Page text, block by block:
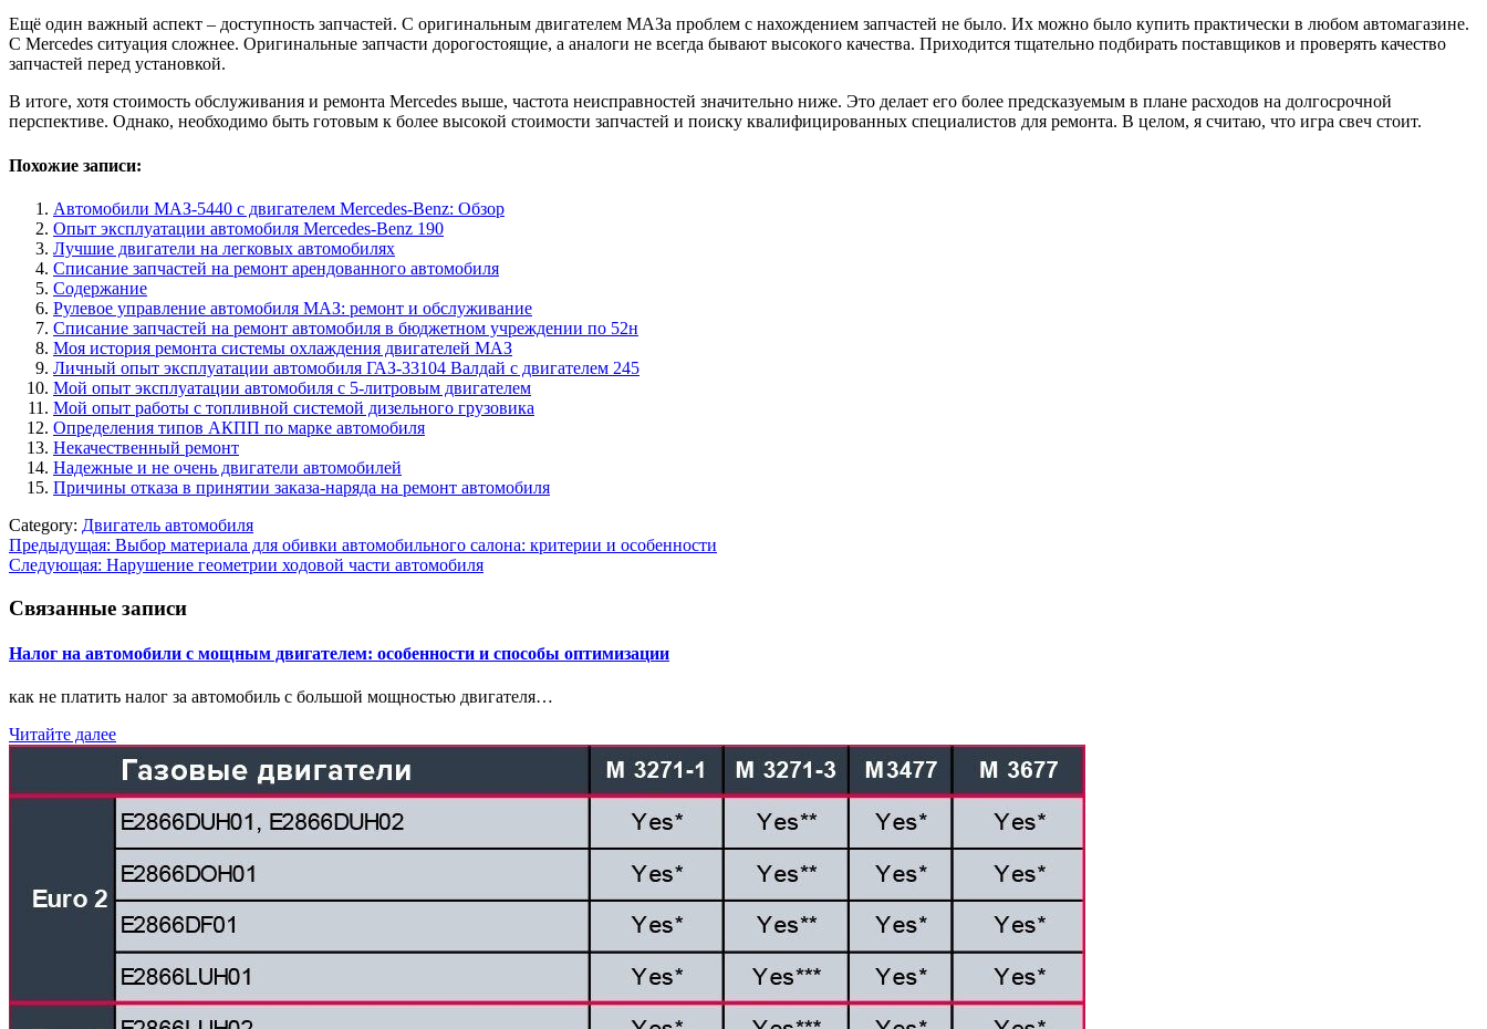
Ещё один важный аспект – доступность запчастей. С оригинальным двигателем МАЗа проблем с нахождением запчастей не было. Их можно было купить практически в любом автомагазине.
С Mercedes ситуация сложнее. Оригинальные запчасти дорогостоящие, а аналоги не всегда бывают высокого качества. Приходится тщательно подбирать поставщиков и проверять качество
запчастей перед установкой.
В итоге, хотя стоимость обслуживания и ремонта Mercedes выше, частота неисправностей значительно ниже. Это делает его более предсказуемым в плане расходов на долгосрочной
перспективе. Однако, необходимо быть готовым к более высокой стоимости запчастей и поиску квалифицированных специалистов для ремонта. В целом, я считаю, что игра свеч стоит.
Похожие записи:
Автомобили МАЗ-5440 с двигателем Mercedes-Benz: Обзор
Опыт эксплуатации автомобиля Mercedes-Benz 190
Лучшие двигатели на легковых автомобилях
Списание запчастей на ремонт арендованного автомобиля
Содержание
Рулевое управление автомобиля МАЗ: ремонт и обслуживание
Списание запчастей на ремонт автомобиля в бюджетном учреждении по 52н
Моя история ремонта системы охлаждения двигателей МАЗ
Личный опыт эксплуатации автомобиля ГАЗ-33104 Валдай с двигателем 245
Мой опыт эксплуатации автомобиля с 5-литровым двигателем
Мой опыт работы с топливной системой дизельного грузовика
Определения типов АКПП по марке автомобиля
Некачественный ремонт
Надежные и не очень двигатели автомобилей
Причины отказа в принятии заказа-наряда на ремонт автомобиля
Category: Двигатель автомобиля
Навигация
по
записям
Предыдущая: Выбор материала для обивки автомобильного салона: критерии и особенности
Следующая: Нарушение геометрии ходовой части автомобиля
Связанные записи
Налог на автомобили с мощным двигателем: особенности и способы оптимизации
как не платить налог за автомобиль с большой мощностью двигателя…
Читайте далее